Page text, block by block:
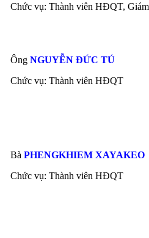
Chức vụ: Thành viên HĐQT,
Ông NGUYỄN ĐỨC TÚ
Chức vụ: Thành viên HĐQT
Bà PHENGKHIEM XAYAKEO
Chức vụ: Thành viên HĐQT